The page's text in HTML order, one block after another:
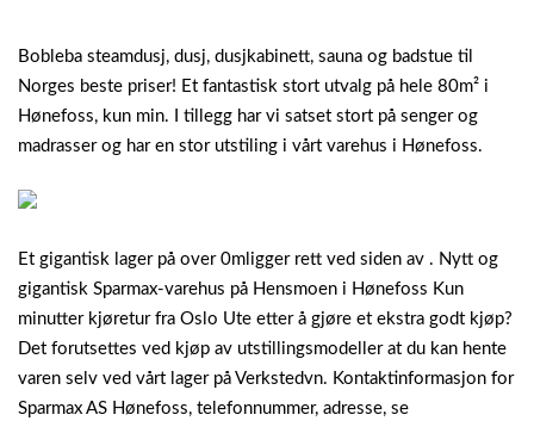
Bobleba steamdusj, dusj, dusjkabinett, sauna og badstue til
Norges beste priser! Et fantastisk stort utvalg på hele 80m² i
Hønefoss, kun min. I tillegg har vi satset stort på senger og
madrasser og har en stor utstiling i vårt varehus i Hønefoss.
Et gigantisk lager på over 0mligger rett ved siden av . Nytt og
gigantisk Sparmax-varehus på Hensmoen i Hønefoss Kun
minutter kjøretur fra Oslo Ute etter å gjøre et ekstra godt kjøp?
Det forutsettes ved kjøp av utstillingsmodeller at du kan hente
varen selv ved vårt lager på Verkstedvn. Kontaktinformasjon for
Sparmax AS Hønefoss, telefonnummer, adresse, se